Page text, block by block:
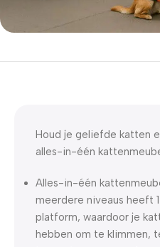
5% korting met code
Houd je geliefde katten
alles-in-één
Alles-in-één
meerdere niveaus heeft
platform, waardoor je
hebben om te klimmen,